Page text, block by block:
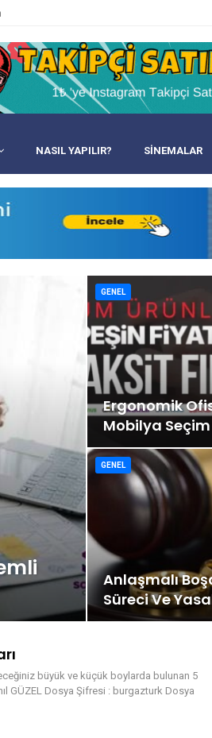
NASIL YAPILIR? SINEMALAR
GENEL
Ergonomik
Mobilya
GENEL
Anlaşmalı
Süreci Ve
büyük ve küçük boylarda bulunan 5
GÜZEL Dosya Şifresi : burgazturk Dosya